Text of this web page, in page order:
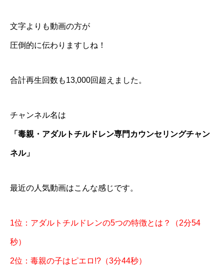
文字よりも動画の方が
圧倒的に伝わりますしね！
合計再生回数も13,000回超えました。
チャンネル名は
「毒親・アダルトチルドレン専門カウンセリングチャン
ネル」
最近の人気動画はこんな感じです。
1位：アダルトチルドレンの5つの特徴とは？（2分54
秒）
2位：毒親の子はピエロ!?（3分44秒）